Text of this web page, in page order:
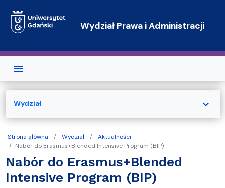
Wydział Prawa i Administracji
Strona główna Wydział
Aktualności
Nabór do Erasmus+Blended Intensive Program (BIP)
Nabór do Erasmus+Blended
Intensive Program (BIP)
Wydział expand_more